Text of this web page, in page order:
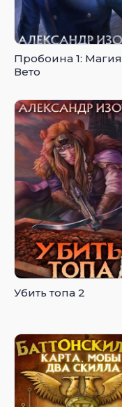
Пробоина 1: Магия
Вето
Убить топа 2